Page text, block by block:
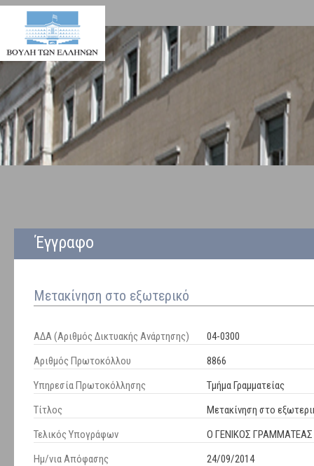
Έγγραφο
Μετακίνηση στο εξωτερικό
ΑΔΑ (Αριθμός Δικτυακής Ανάρτησης)
04-0300
Αριθμός Πρωτοκόλλου
8866
Υπηρεσία Πρωτοκόλλησης
Τμήμα Γραμματείας
Τίτλος
Μετακίνηση στο
Τελικός Υπογράφων
Ο ΓΕΝΙΚΟΣ
Ημ/νια Απόφασης
24/09/2014